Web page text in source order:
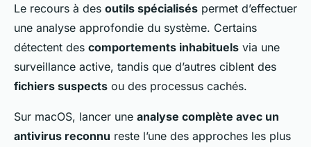
Le recours à des outils spécialisés permet d’effectuer
une analyse approfondie du système. Certains
détectent des comportements inhabituels via une
surveillance active, tandis que d’autres ciblent des
fichiers suspects ou des processus cachés.
Sur macOS, lancer une analyse complète avec un
antivirus reconnu reste l’une des approches les plus